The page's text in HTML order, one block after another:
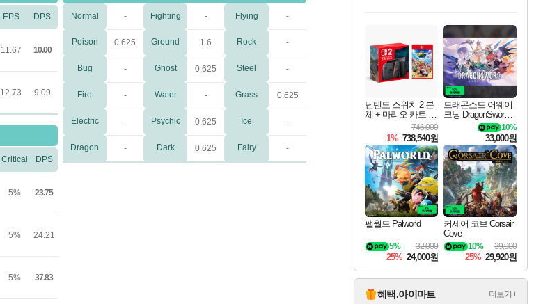
EPS DPS
11.67 10.00
12.73 9.09
Critical DPS
5% 23.75
5% 24.21
5% 37.83
Normal - Fighting - Flying -
Poison 0.625 Ground 1.6 Rock -
Bug - Ghost 0.625 Steel -
Fire - Water - Grass 0.625
Electric - Psychic 0.625 Ice -
Dragon - Dark 0.625 Fairy -
최대 90% 할인가를 만나보세요!
네이버혜택과 함께 만나보세요!
이니&베니 혜택까지!
네이버 혜택가와 함께 예약하세요!
할인&네이버혜택으로 만나보세요!
네이버페이 혜택과 만나보세요!
40주년 프로모션으로 만나보세요!
네이버 포인트 혜택까지!
할인가에 만나보세요!
일부 에디션 상시 할인!
혜택으로 예약 판매 중
편안하게 충전하세요
닌텐도 스위치 2 본
체 + 마리오 카트 월
746,000
1% 738,540원
드래곤소드 어웨이
크닝 DragonSword A
10%
33,000원
팰월드 Palworld
32,000
5%
25% 24,000원
커세어 코브 Corsair
Cove
39,900
10%
25% 29,920원
혜택.아이마트 더보기+